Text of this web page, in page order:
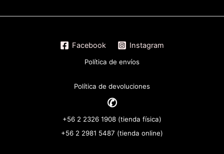
Facebook Instagram
Política de envíos
Política de devoluciones
✆
+56 2 2326 1908 (tienda física)
+56 2 2981 5487 (tienda online)